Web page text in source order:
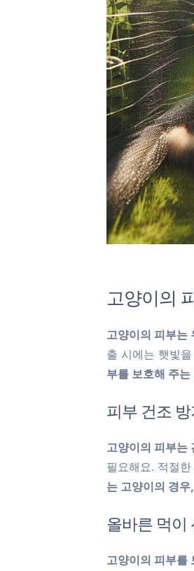
고양이의
고양이의 피부는
출 시에는 햇빛
부를 보호해 주
피부 건조 방
고양이의 피부는
필요해요. 적절
는 고양이의 경
올바른 먹이
고양이의 피부를